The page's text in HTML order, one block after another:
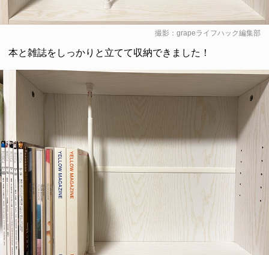
撮影：grapeライフハック編集部
本と雑誌をしっかりと立てて収納できました！